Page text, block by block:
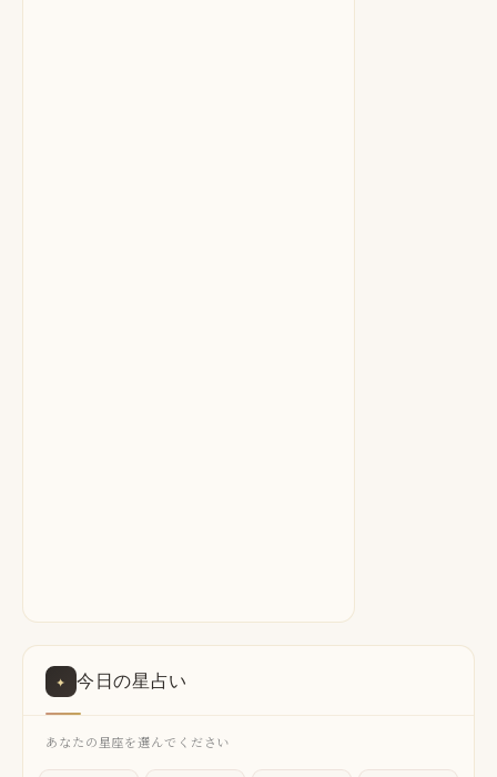
✦ 今日の星占い
あなたの星座を選んでください